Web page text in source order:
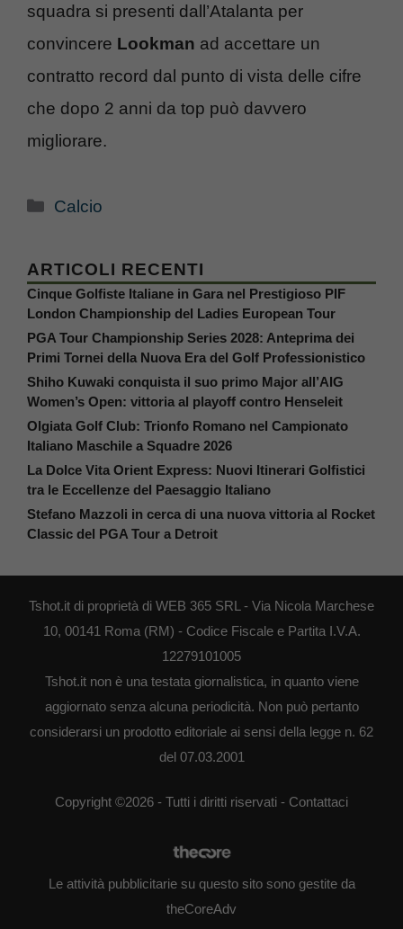
squadra si presenti dall’Atalanta per
convincere Lookman ad accettare un
contratto record dal punto di vista delle cifre
che dopo 2 anni da top può davvero
migliorare.
Categorie
Calcio
ARTICOLI RECENTI
Cinque Golfiste Italiane in Gara nel Prestigioso PIF
London Championship del Ladies European Tour
PGA Tour Championship Series 2028: Anteprima dei
Primi Tornei della Nuova Era del Golf Professionistico
Shiho Kuwaki conquista il suo primo Major all’AIG
Women’s Open: vittoria al playoff contro Henseleit
Olgiata Golf Club: Trionfo Romano nel Campionato
Italiano Maschile a Squadre 2026
La Dolce Vita Orient Express: Nuovi Itinerari Golfistici
tra le Eccellenze del Paesaggio Italiano
Stefano Mazzoli in cerca di una nuova vittoria al Rocket
Classic del PGA Tour a Detroit
Tshot.it di proprietà di WEB 365 SRL - Via Nicola Marchese
10, 00141 Roma (RM) - Codice Fiscale e Partita I.V.A.
12279101005
Tshot.it non è una testata giornalistica, in quanto viene
aggiornato senza alcuna periodicità. Non può pertanto
considerarsi un prodotto editoriale ai sensi della legge n. 62
del 07.03.2001
Copyright ©2026 - Tutti i diritti riservati - Contattaci
Le attività pubblicitarie su questo sito sono gestite da
theCoreAdv